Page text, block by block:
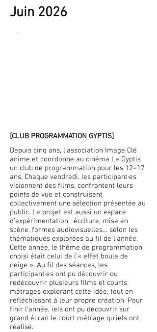
Juin 2026
[CLUB PROGRAMMATION GYPTIS]
Depuis cinq ans, l’association Image Clé
anime et coordonne au cinéma Le Gyptis
un club de programmation pour les 12–17
ans. Chaque vendredi, les participant·es
visionnent des films, confrontent leurs
points de vue et construisent
collectivement une sélection présentée au
public. Le projet est aussi un espace
d’expérimentation : écriture, mise en
scène, formes audiovisuelles… selon les
thématiques explorées au fil de l’année.
Cette année, le thème de programmation
choisi était celui de l’« effet boule de
neige ». Au fil des séances, les
participant·es ont pu découvrir ou
redécouvrir plusieurs films et courts
métrages explorant cette idée, tout en
réfléchissant à leur propre création. Pour
finir l'année, iels ont pu découvrir sur
grand écran le court métrage qu'iels ont
réalisé.